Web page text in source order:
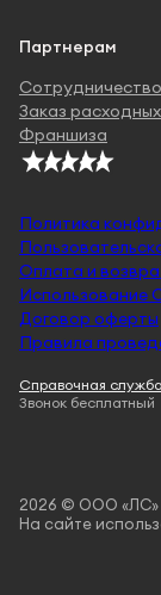
Партнерам
Сотрудничество
Заказ
Франшиза
Политика
Оплата и
Использование
Договор оферты
Правила
2026 © ООО «ЛС»
На сайте
Справочная
Звонок бесплатный